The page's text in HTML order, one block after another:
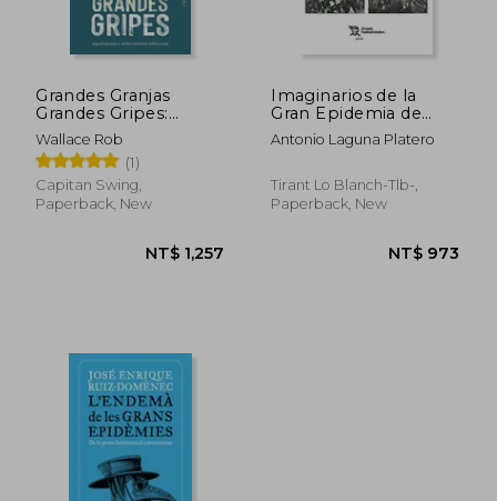
NT$ 1,114
Grandes Granjas
Grandes Gripes:
Agroindustria y
Enfermedades
Infecciosas (Ensayo)
Wallace Rob
(1)
Capitan Swing,
Paperback, New
Imaginarios de la
Gran Epidemia de
1918
Antonio Laguna Platero
Tirant Lo Blanch-Tlb-,
Paperback, New